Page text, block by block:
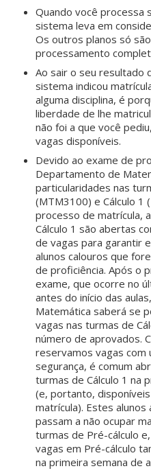
Quando você processa
sistema leva em
Os outros planos só
processamento
Ao sair o seu resultado
sistema indicou
alguma disciplina, é
liberdade de lhe
não foi a que você
vagas disponíveis.
Devido ao exame de
Departamento de
particularidades nas
(MTM3100) e Cálculo 1
processo de matrícula,
Cálculo 1 são abertas
de vagas para garantir
alunos calouros que
de proficiência. Após o
exame, que ocorre no
antes do início das
Matemática saberá se
vagas nas turmas de
número de aprovados.
reservamos vagas com
segurança, é comum
turmas de Cálculo 1 na
(e, portanto,
matrícula). Estes
passam a não ocupar
turmas de Pré-cálculo
vagas em Pré-cálculo
na primeira semana de